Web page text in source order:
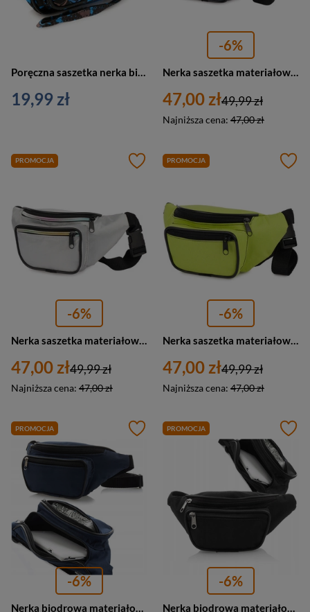
Poręczna saszetka nerka biodrowa materiałowa kolorowa Loren S02-600D-1
19,99 zł
-6%
Nerka saszetka materiałowa biodrówka unisex Krateczka G82 ciemnoszara
47,00 zł
Najniższa cena: 47,00 zł
49,99 zł
PROMOCJA
-6%
47,00 zł
Najniższa cena: 47,00 zł
49,99 zł
PROMOCJA
-6%
47,00 zł
Najniższa cena: 47,00 zł
49,99 zł
PROMOCJA
-6%
Nerka biodrowa materiałowa saszetka unisex G82 granatowa
PROMOCJA
-6%
Nerka biodrowa materiałowa saszetka unisex G82 czarna